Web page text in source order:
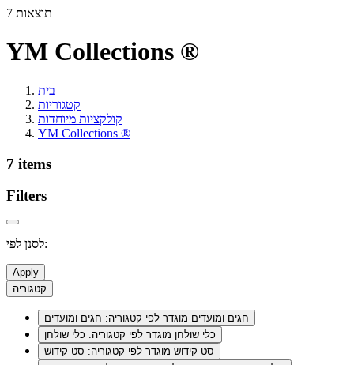
7 תוצאות
YM Collections ®
בית
קטגוריות
קולקציות מיוחדות
YM Collections ®
7 items
Filters
לסנן לפי:
Apply
קטגוריה
חגים ומועדים מוגדר לפי קטגוריה: חגים ומועדים
כלי שולחן מוגדר לפי קטגוריה: כלי שולחן
סט קידוש מוגדר לפי קטגוריה: סט קידוש